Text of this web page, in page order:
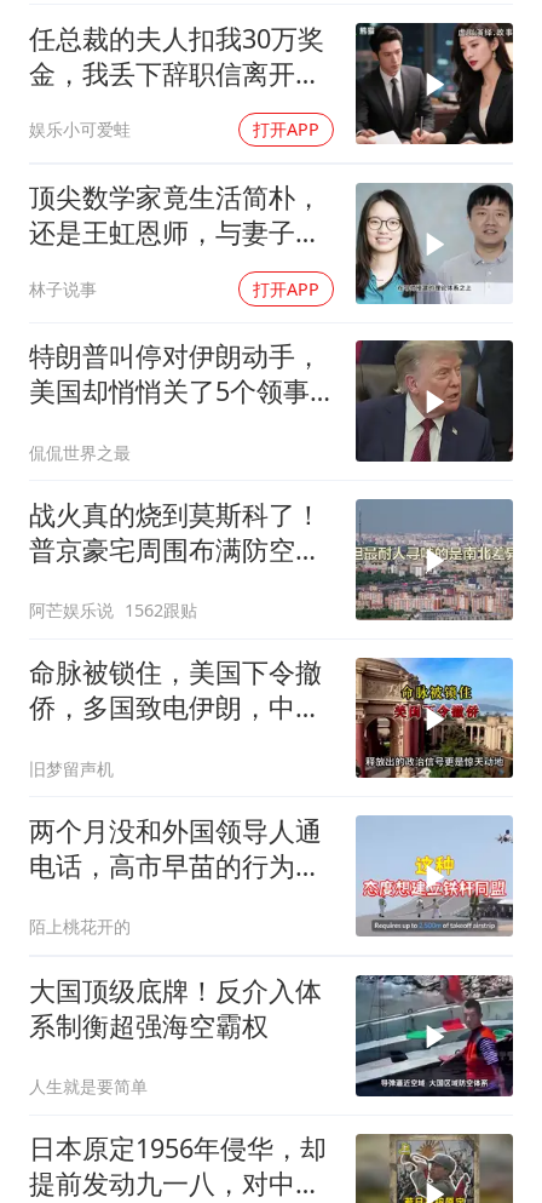
任总裁的夫人扣我30万奖
金，我丢下辞职信离开，
当晚她慌忙问：甲方只和
你签约
娱乐小可爱蛙 打开APP
顶尖数学家竟生活简朴，
还是王虹恩师，与妻子合
林子说事 打开APP
特朗普叫停对伊朗动手，
美国却悄悄关了5个领事
侃侃世界之最
战火真的烧到莫斯科了！
普京豪宅周围布满防空
阿芒娱乐说 1562跟贴
命脉被锁住，美国下令撤
侨，多国致电伊朗，中国
旧梦留声机
两个月没和外国领导人通
电话，高市早苗的行为让
陌上桃花开的
大国顶级底牌！反介入体
系制衡超强海空霸权
人生就是要简单
日本原定1956年侵华，却
提前发动九一八，对中国